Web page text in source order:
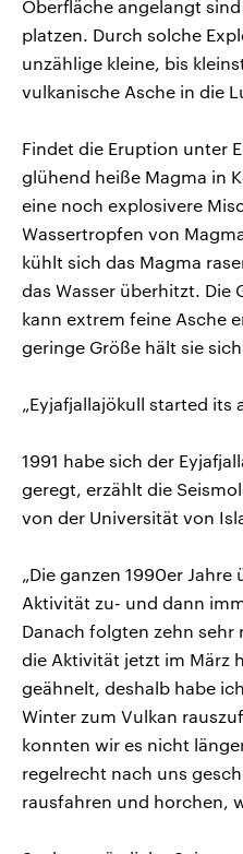
Oberfläche angelangt
platzen. Durch solche
unzählige kleine, bis
vulkanische Asche in die
Findet die Eruption unter
glühend heiße Magma in
eine noch explosivere
Wassertropfen von
kühlt sich das Magma
das Wasser überhitzt. Die
kann extrem feine Asche
geringe Größe hält sie
„Eyjafjallajökull started its
1991 habe sich der
geregt, erzählt die
von der Universität von
„Die ganzen 1990er
Aktivität zu- und dann
Danach folgten zehn sehr
die Aktivität jetzt im März
geähnelt, deshalb habe
Winter zum Vulkan
konnten wir es nicht
regelrecht nach uns
rausfahren und horchen,